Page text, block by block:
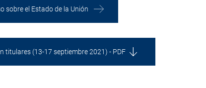
sobre el Estado de la Unión
titulares (13-17 septiembre 2021) - PDF